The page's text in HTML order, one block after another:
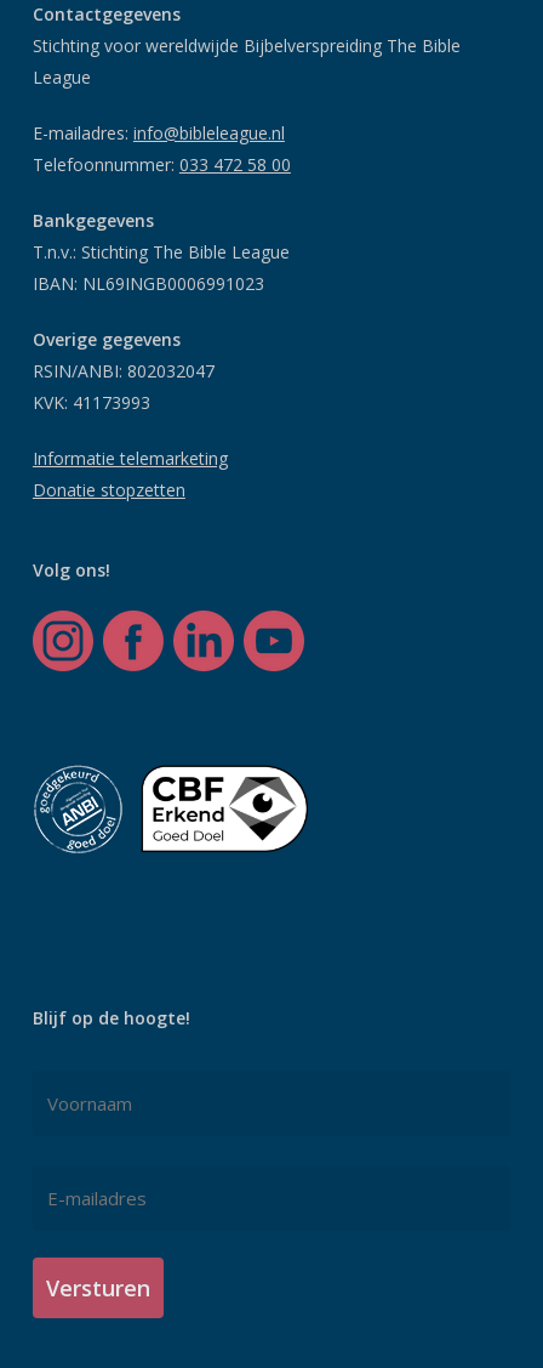
Contactgegevens
Stichting voor wereldwijde Bijbelverspreiding The Bible
League
E-mailadres: info@bibleleague.nl
Telefoonnummer: 033 472 58 00
Bankgegevens
T.n.v.: Stichting The Bible League
IBAN: NL69INGB0006991023
Overige gegevens
RSIN/ANBI: 802032047
KVK: 41173993
Informatie telemarketing
Donatie stopzetten
Volg ons!
Blijf op de hoogte!
mailadres